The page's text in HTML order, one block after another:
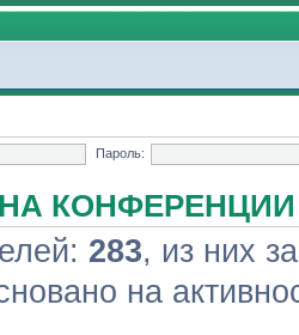
Пароль:
КОНФЕРЕНЦИИ
283, из них
на